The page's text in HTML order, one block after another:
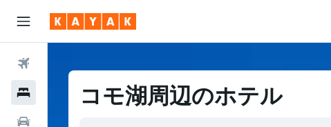
コモ湖周辺のホテル